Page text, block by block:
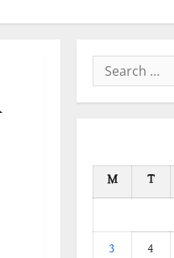
Search
for:
M T
3
4